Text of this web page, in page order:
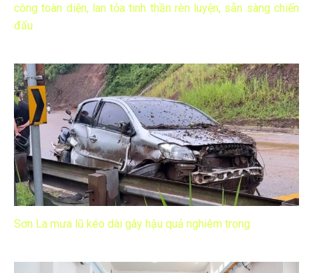
công toàn diện, lan tỏa tinh thần rèn luyện, sẵn sàng chiến
đấu
Sơn La mưa lũ kéo dài gây hậu quả nghiêm trọng